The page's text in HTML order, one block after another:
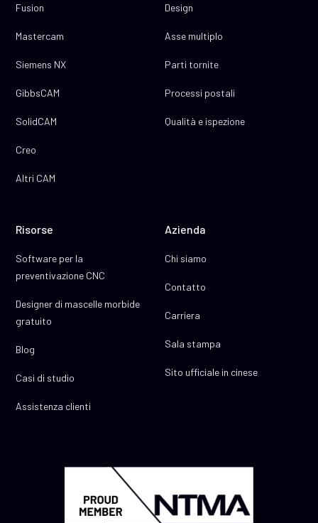
Fusion
Mastercam
Siemens NX
GibbsCAM
SolidCAM
Creo
Altri CAM
Design
Asse multiplo
Parti tornite
Processi postali
Qualità e ispezione
Risorse
Software per la
preventivazione CNC
Designer di mascelle morbide
gratuito
Blog
Casi di studio
Assistenza clienti
Azienda
Chi siamo
Contatto
Carriera
Sala stampa
Sito ufficiale in cinese